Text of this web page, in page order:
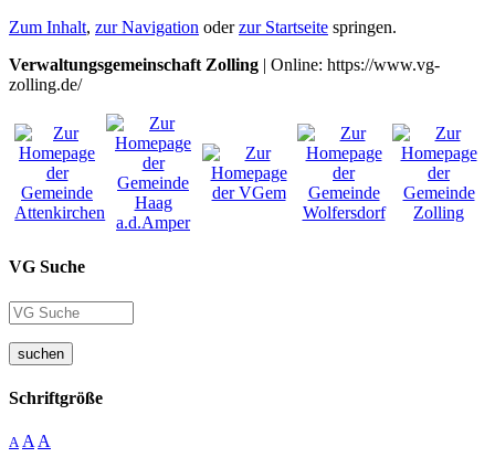
Zum Inhalt, zur Navigation oderzur Startseite springen.
Verwaltungsgemeinschaft Zolling | Online: https://www.vg-
zolling.de/
VG Suche
suchen
Schriftgröße
A A A